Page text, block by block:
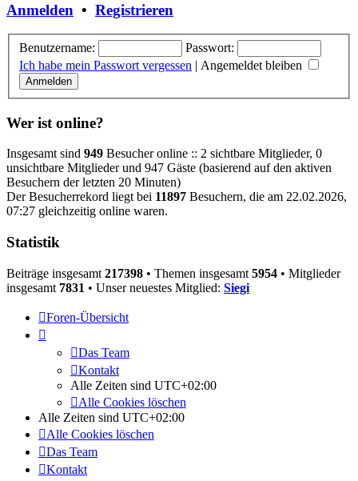
Anmelden • Registrieren
Benutzername:
Passwort:
Ich habe mein Passwort vergessen | Angemeldet bleiben
Wer ist online?
Insgesamt sind 949 Besucher online :: 2 sichtbare Mitglieder, 0
unsichtbare Mitglieder und 947 Gäste (basierend auf den aktiven
Besuchern der letzten 20 Minuten)
Der Besucherrekord liegt bei 11897 Besuchern, die am 22.02.2026,
07:27 gleichzeitig online waren.
Statistik
Beiträge insgesamt 217398 • Themen insgesamt 5954 • Mitglieder
insgesamt 7831 • Unser neuestes Mitglied: Siegi
Foren-Übersicht
Das Team
Kontakt
Alle Zeiten sind UTC+02:00
Alle Cookies löschen
Alle Zeiten sind UTC+02:00
Alle Cookies löschen
Das Team
Kontakt